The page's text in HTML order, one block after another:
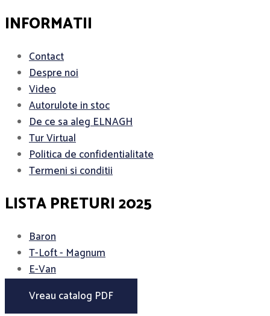
INFORMATII
Contact
Despre noi
Video
Autorulote in stoc
De ce sa aleg ELNAGH
Tur Virtual
Politica de confidentialitate
Termeni si conditii
LISTA PRETURI 2025
Baron
T-Loft - Magnum
E-Van
Vreau catalog PDF